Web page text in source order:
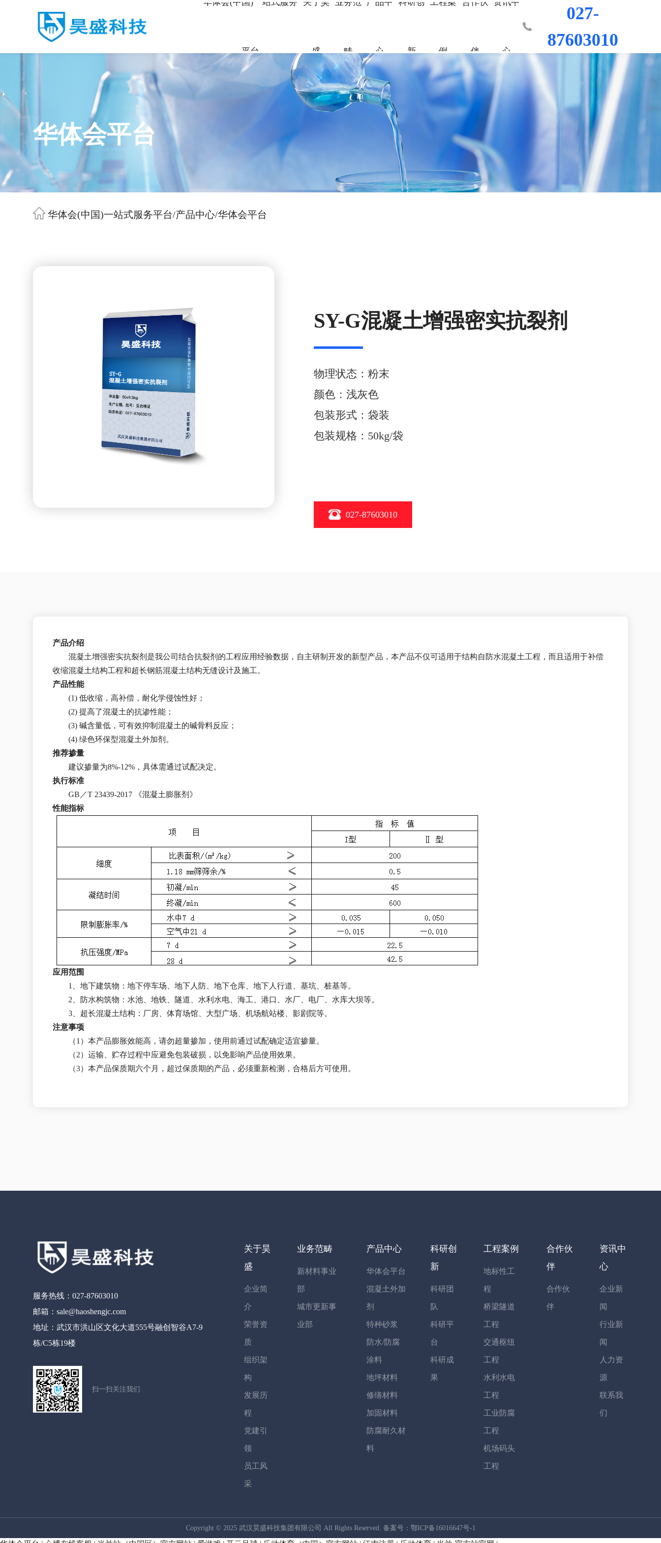
华体会(中国)一站式服务
平台
关于昊
盛
关于昊盛
打造绿色建材，共筑美好生
企业简介 荣誉资质
发展历程
员工风采
业务范
畴
业务范畴
打造绿色建材，共筑美好生
新材料事业部 城市更新事业部
产品中
心
产品中心
打造绿色建材，共筑美好生
华体会平台 混凝土外加剂
防水/防腐涂料
修缮材料
加固材料
科研创
新
科研创新
打造绿色建材，共筑美好生
科研团队 科研平台
工程案
例
工程案例 地标性工程 桥梁隧道工程
交通枢纽工程 水利水电工程
工业防腐工程 机场码头工程
合作伙
伴
合作伙伴
打造绿色建材，共筑美好生
合作伙伴
资讯中
心
资讯中心
打造绿色建材，共筑美好生
企业新闻 行业新闻
联系我们
027-
87603010
华体会平台
华体会(中国)一站式服务平台/产品中心/华体会平台
SY-G混凝土增强密实抗裂剂
物理状态：粉末
颜色：浅灰色
包装形式：袋装
包装规格：50kg/袋
027-87603010
产品介绍
混凝土增强密实抗裂剂是我公司结合抗裂剂的工程应用经验数据，自主研制开发的新型产品，本产品不仅可适用于结构自防水混凝土工程，而且适用于补偿
收缩混凝土结构工程和超长钢筋混凝土结构无缝设计及施工。
产品性能
(1) 低收缩，高补偿，耐化学侵蚀性好；
(2) 提高了混凝土的抗渗性能；
(3) 碱含量低，可有效抑制混凝土的碱骨料反应；
(4) 绿色环保型混凝土外加剂。
推荐掺量
建议掺量为8%-12%，具体需通过试配决定。
执行标准
GB／T 23439-2017 《混凝土膨胀剂》
性能指标
应用范围
1、地下建筑物：地下停车场、地下人防、地下仓库、地下人行道、基坑、桩基等。
2、防水构筑物：水池、地铁、隧道、水利水电、海工、港口、水厂、电厂、水库大坝等。
3、超长混凝土结构：厂房、体育场馆、大型广场、机场航站楼、影剧院等。
注意事项
（1）本产品膨胀效能高，请勿超量掺加，使用前通过试配确定适宜掺量。
（2）运输、贮存过程中应避免包装破损，以免影响产品使用效果。
（3）本产品保质期六个月，超过保质期的产品，必须重新检测，合格后方可使用。
服务热线：027-87603010
邮箱：sale@haoshengjc.com
地址：武汉市洪山区文化大道555号融创智谷A7-9
栋/C5栋19楼
扫一扫关注我们
关于昊
盛
企业简
介
荣誉资
质
组织架
构
发展历
程
党建引
领
员工风
采
业务范畴
新材料事业
部
城市更新事
业部
产品中心
华体会平台
混凝土外加
剂
特种砂浆
防水/防腐
涂料
地坪材料
修缮材料
加固材料
防腐耐久材
料
科研创
新
科研团
队
科研平
台
科研成
果
工程案例
地标性工
程
桥梁隧道
工程
交通枢纽
工程
水利水电
工程
工业防腐
工程
机场码头
工程
合作伙
伴
合作伙
伴
资讯中
心
企业新
闻
行业新
闻
人力资
源
联系我
们
Copyright © 2025 武汉昊盛科技集团有限公司 All Rights Reserved. 备案号： 鄂ICP备16016647号-1